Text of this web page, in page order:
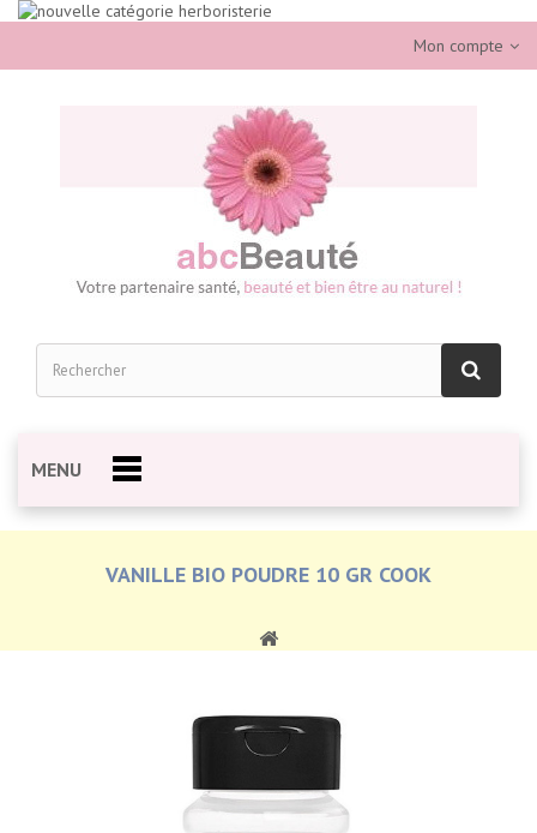
Mon compte
MENU
VANILLE BIO POUDRE 10 GR COOK